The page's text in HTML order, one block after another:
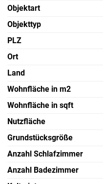
Objektart
Objekttyp
PLZ
Ort
Land
Wohnfläche in m2
Wohnfläche in sqft
Nutzfläche
Grundstücksgröße
Anzahl Schlafzimmer
Anzahl Badezimmer